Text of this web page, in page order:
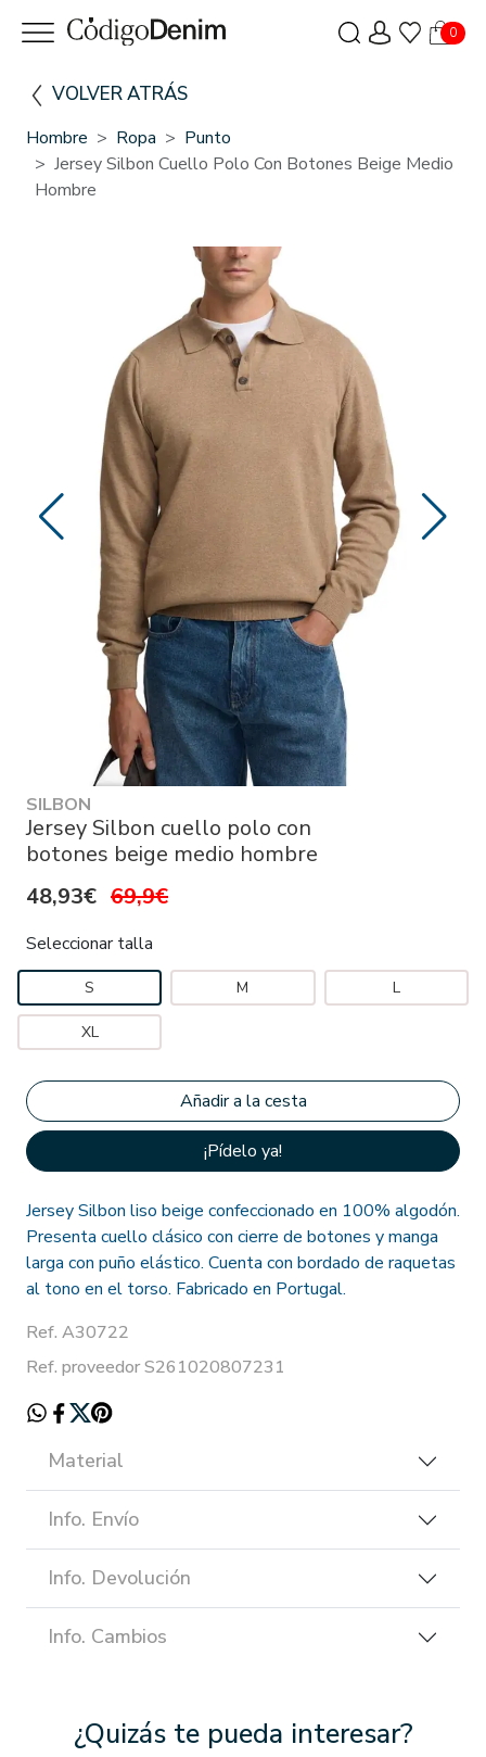
0
VOLVER ATRÁS
Hombre Ropa
Punto
Jersey Silbon Cuello Polo Con Botones Beige Medio
Hombre
SILBON
Jersey Silbon cuello polo con
botones beige medio hombre
48,93€ 69,9€
Seleccionar talla
S M L
XL
¡Pídelo ya!
Jersey Silbon liso beige confeccionado en 100% algodón.
Presenta cuello clásico con cierre de botones y manga
larga con puño elástico. Cuenta con bordado de raquetas
al tono en el torso. Fabricado en Portugal.
Ref. A30722
Ref. proveedor S261020807231
Material
Info. Envío
Info. Devolución
Info. Cambios
¿Quizás te pueda interesar?